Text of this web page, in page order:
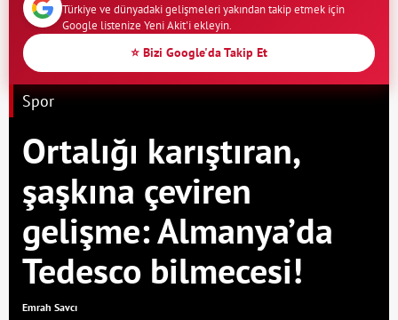
Türkiye ve dünyadaki gelişmeleri yakından takip etmek için
Google listenize Yeni Akit'i ekleyin.
⭐ Bizi Google'da Takip Et
Spor
Ortalığı karıştıran,
şaşkına çeviren
gelişme: Almanya’da
Tedesco bilmecesi!
Emrah Savcı